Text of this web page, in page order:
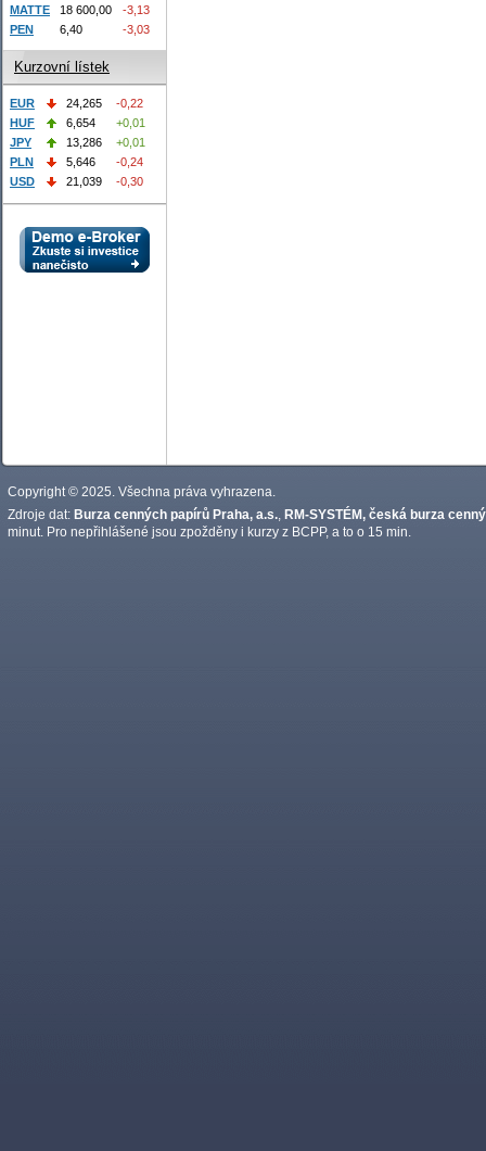
MATTE
18 600,00
-3,13
PEN
6,40 -3,03
Kurzovní lístek
EUR 24,265
-0,22
HUF
6,654
+0,01
JPY
13,286
+0,01
PLN
5,646
-0,24
USD
21,039 -0,30
Copyright © 2025. Všechna práva vyhrazena.
Zdroje dat: Burza cenných papírů Praha, a.s. RM-SYSTÉM, česká burza
minut. Pro nepřihlášené jsou zpožděny i kurzy z BCPP, a to o 15 min.